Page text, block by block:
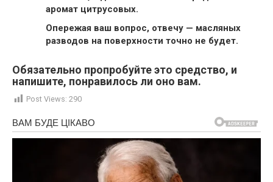
аромат цитрусовых.
Опережая ваш вопрос, отвечу — масляных
разводов на поверхности точно не будет.
Обязательно пропробуйте это средство, и
напишите, понравилось ли оно вам.
Post Views: 290